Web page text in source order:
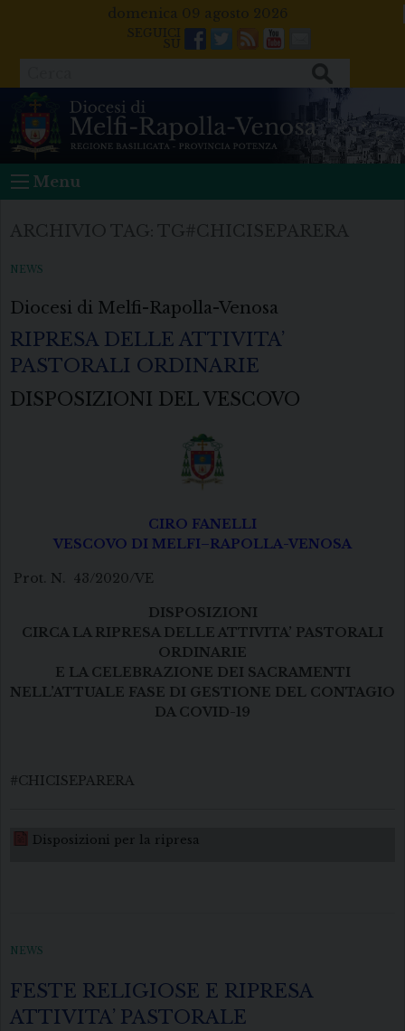
domenica 09 agosto 2026
Facebook
Twitter
FeedsYoutube
Mail
Menu
NEWS
Diocesi di Melfi-Rapolla-Venosa
RIPRESA DELLE ATTIVITA’
PASTORALI ORDINARIE
DISPOSIZIONI DEL VESCOVO
CIRO FANELLI
VESCOVO DI MELFI–RAPOLLA-VENOSA
Prot. N. 43/2020/VE
DISPOSIZIONI
CIRCA LA RIPRESA DELLE ATTIVITA’ PASTORALI
ORDINARIE
E LA CELEBRAZIONE DEI SACRAMENTI
NELL’ATTUALE FASE DI GESTIONE DEL CONTAGIO
DA COVID-19
#CHICISEPARERA
Disposizioni per la ripresa
NEWS
FESTE RELIGIOSE E RIPRESA
ATTIVITA’ PASTORALE